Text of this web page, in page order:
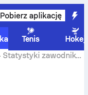
Pobierz aplikację
Tenis
Hokej
Statystyki zawodnika